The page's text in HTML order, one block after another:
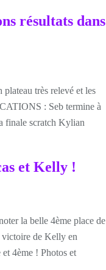
résultats dans
très relevé et les
: Seb termine à
finale scratch Kylian
et Kelly !
la belle 4ème place de
de Kelly en
4ème ! Photos et